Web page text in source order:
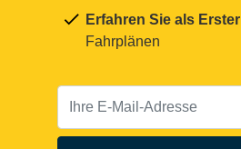
Erfahren Sie als Erster
Fahrplänen